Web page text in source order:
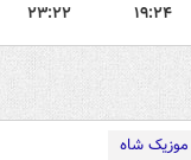
۱۹:۲۴
۲۳:۲۲
موزیک شاه